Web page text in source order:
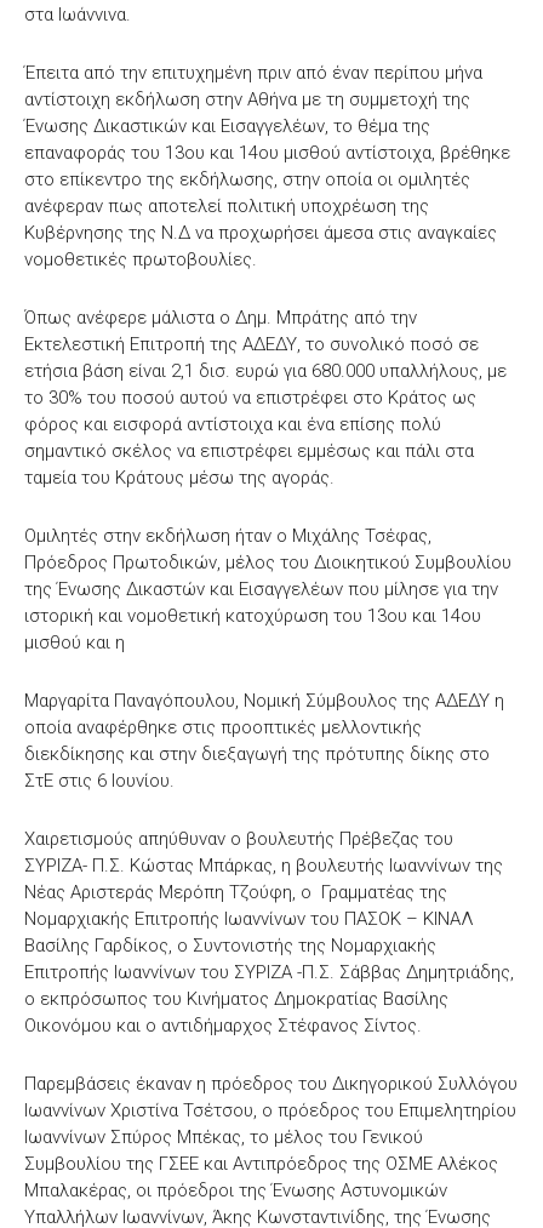
στα Ιωάννινα.
Έπειτα από την επιτυχημένη πριν από έναν περίπου μήνα
αντίστοιχη εκδήλωση στην Αθήνα με τη συμμετοχή της
Ένωσης Δικαστικών και Εισαγγελέων, το θέμα της
επαναφοράς του 13ου και 14ου μισθού αντίστοιχα, βρέθηκε
στο επίκεντρο της εκδήλωσης, στην οποία οι ομιλητές
ανέφεραν πως αποτελεί πολιτική υποχρέωση της
Κυβέρνησης της Ν.Δ να προχωρήσει άμεσα στις αναγκαίες
νομοθετικές πρωτοβουλίες.
Όπως ανέφερε μάλιστα ο Δημ. Μπράτης από την
Εκτελεστική Επιτροπή της ΑΔΕΔΥ, το συνολικό ποσό σε
ετήσια βάση είναι 2,1 δισ. ευρώ για 680.000 υπαλλήλους, με
το 30% του ποσού αυτού να επιστρέφει στο Κράτος ως
φόρος και εισφορά αντίστοιχα και ένα επίσης πολύ
σημαντικό σκέλος να επιστρέφει εμμέσως και πάλι στα
ταμεία του Κράτους μέσω της αγοράς.
Ομιλητές στην εκδήλωση ήταν ο Μιχάλης Τσέφας,
Πρόεδρος Πρωτοδικών, μέλος του Διοικητικού Συμβουλίου
της Ένωσης Δικαστών και Εισαγγελέων που μίλησε για την
ιστορική και νομοθετική κατοχύρωση του 13ου και 14ου
μισθού και η
Μαργαρίτα Παναγόπουλου, Νομική Σύμβουλος της ΑΔΕΔΥ η
οποία αναφέρθηκε στις προοπτικές μελλοντικής
διεκδίκησης και στην διεξαγωγή της πρότυπης δίκης στο
ΣτΕ στις 6 Ιουνίου.
Χαιρετισμούς απηύθυναν ο βουλευτής Πρέβεζας του
ΣΥΡΙΖΑ- Π.Σ. Κώστας Μπάρκας, η βουλευτής Ιωαννίνων της
Νέας Αριστεράς Μερόπη Τζούφη, ο Γραμματέας της
Νομαρχιακής Επιτροπής Ιωαννίνων του ΠΑΣΟΚ – ΚΙΝΑΛ
Βασίλης Γαρδίκος, ο Συντονιστής της Νομαρχιακής
Επιτροπής Ιωαννίνων του ΣΥΡΙΖΑ -Π.Σ. Σάββας Δημητριάδης,
ο εκπρόσωπος του Κινήματος Δημοκρατίας Βασίλης
Οικονόμου και ο αντιδήμαρχος Στέφανος Σίντος.
Παρεμβάσεις έκαναν η πρόεδρος του Δικηγορικού Συλλόγου
Ιωαννίνων Χριστίνα Τσέτσου, ο πρόεδρος του Επιμελητηρίου
Ιωαννίνων Σπύρος Μπέκας, το μέλος του Γενικού
Συμβουλίου της ΓΣΕΕ και Αντιπρόεδρος της ΟΣΜΕ Αλέκος
Μπαλακέρας, οι πρόεδροι της Ένωσης Αστυνομικών
Υπαλλήλων Ιωαννίνων, Άκης Κωνσταντινίδης, της Ένωσης